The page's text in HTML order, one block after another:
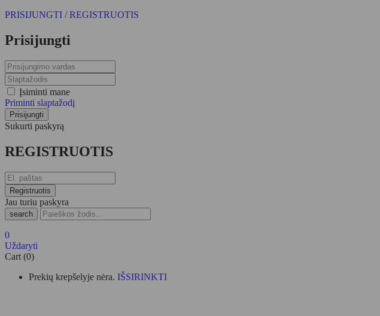
PRISIJUNGTI / REGISTRUOTIS
Prisijungti
Įsiminti mane
Priminti slaptažodį
Sukurti paskyrą
REGISTRUOTIS
Jau turiu paskyra
search
0
Uždaryti
Cart (0)
Prekių krepšelyje nėra. IŠSIRINKTI